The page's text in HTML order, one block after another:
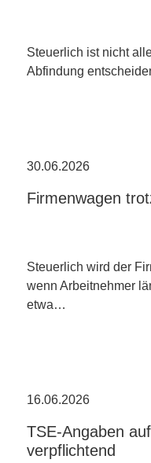
Steuerlich ist nicht
Abfindung
30.06.2026
Firmenwagen
Steuerlich wird der
wenn Arbeitnehmer
etwa…
16.06.2026
TSE-Angaben
verpflichtend